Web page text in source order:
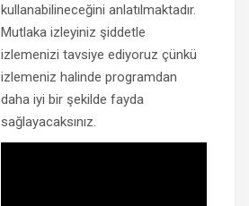
kullanabilineceğini anlatılmaktadır.
Mutlaka izleyiniz şiddetle
izlemenizi tavsiye ediyoruz çünkü
izlemeniz halinde programdan
daha iyi bir şekilde fayda
sağlayacaksınız.